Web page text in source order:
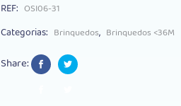
Cinza
REF: OSI06-31
Categorias: Brinquedos, Brinquedos <36M
Share: